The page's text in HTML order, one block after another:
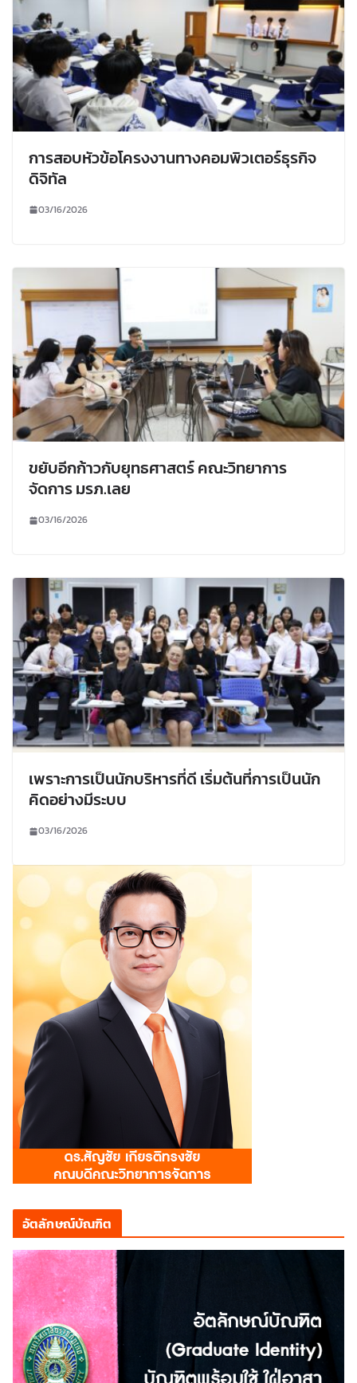
การสอบหัวข้อโครงงานทางคอมพิวเตอร์ธุรกิจ
ดิจิทัล
03/16/2026
ขยับอีกก้าวกับยุทธศาสตร์ คณะวิทยาการ
จัดการ มรภ.เลย
03/16/2026
เพราะการเป็นนักบริหารที่ดี เริ่มต้นที่การเป็นนัก
คิดอย่างมีระบบ
03/16/2026
อัตลักษณ์บัณฑิต